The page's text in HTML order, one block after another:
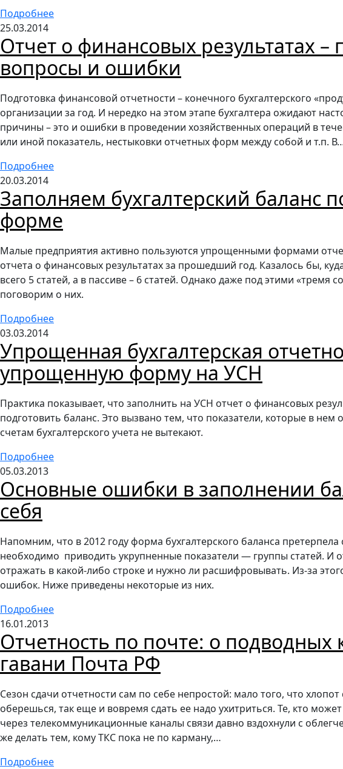
Подробнее
25.03.2014
Отчет о финансовых результатах
вопросы и ошибки
Подготовка финансовой отчетности – конечного бухгалтерского
организации за год. И нередко на этом этапе бухгалтера ожидают
причины – это и ошибки в проведении хозяйственных операций в
или иной показатель, нестыковки отчетных форм между собой и т.п.
Подробнее
20.03.2014
Заполняем бухгалтерский баланс
форме
Малые предприятия активно пользуются упрощенными формами
отчета о финансовых результатах за прошедший год. Казалось бы,
всего 5 статей, а в пассиве – 6 статей. Однако даже под этими «тремя
поговорим о них.
Подробнее
03.03.2014
Упрощенная бухгалтерская
упрощенную форму на УСН
Практика показывает, что заполнить на УСН отчет о финансовых
подготовить баланс. Это вызвано тем, что показатели, которые в
счетам бухгалтерского учета не вытекают.
Подробнее
05.03.2013
Основные ошибки в заполнении
себя
Напомним, что в 2012 году форма бухгалтерского баланса
необходимо приводить укрупненные показатели — группы статей. И
отражать в какой-либо строке и нужно ли расшифровывать. Из-за
ошибок. Ниже приведены некоторые из них.
Подробнее
16.01.2013
Отчетность по почте: о подводных
гавани Почта РФ
Сезон сдачи отчетности сам по себе непростой: мало того, что
оберешься, так еще и вовремя сдать ее надо ухитриться. Те, кто
через телекоммуникационные каналы связи давно вздохнули с
же делать тем, кому ТКС пока не по карману,…
Подробнее